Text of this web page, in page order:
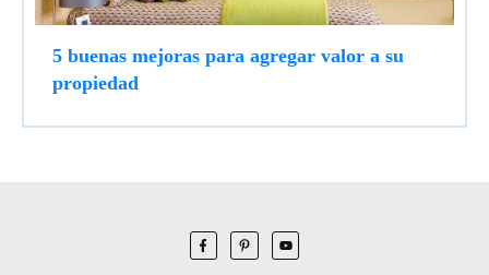
5 buenas mejoras para agregar valor a su
propiedad